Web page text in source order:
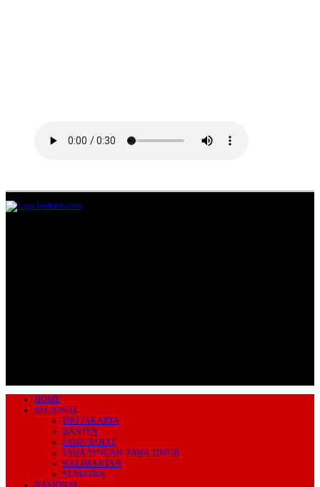
HOME
REGIONAL
DKI JAKARTA
BANTEN
JAWA BARAT
JAWA TENGAH /JAWA TIMUR
KALIMANTAN
SUMATRA
NASIONAL